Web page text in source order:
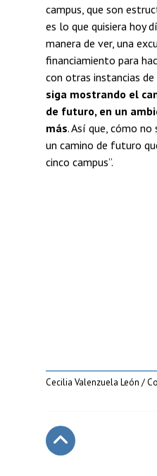
campus, que son
es lo que quisiera hoy
manera de ver, una
financiamiento para
con otras instancias de
siga mostrando el
de futuro, en un
más. Así que, cómo
un camino de futuro
cinco campus”.
Cecilia Valenzuela León /